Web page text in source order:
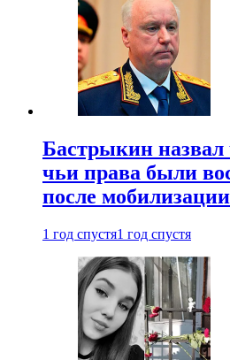
Бастрыкин назвал
чьи права были
после мобилизации
1 год спустя1 год спустя